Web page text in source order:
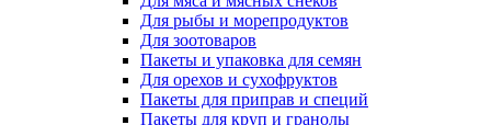
Для рыбы и морепродуктов
Для зоотоваров
Пакеты и упаковка для семян
Для орехов и сухофруктов
Пакеты для приправ и специй
Пакеты для круп и гранолы